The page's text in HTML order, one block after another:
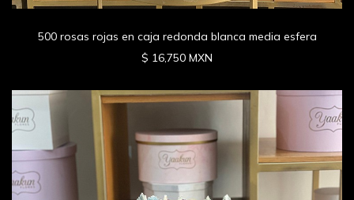
500 rosas rojas en caja redonda blanca media esfera
$ 16,750 MXN